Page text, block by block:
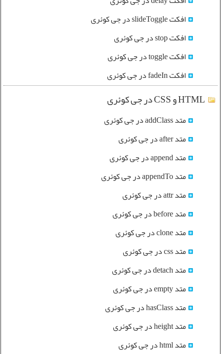
افکت slideToggle در جی کوئری
افکت stop در جی کوئری
افکت toggle در جی کوئری
افکت fadeIn در جی کوئری
HTML و CSS در جی کوئری
متد addClass در جی کوئری
متد after در جی کوئری
متد append در جی کوئری
متد appendTo در جی کوئری
متد attr در جی کوئری
متد before در جی کوئری
متد clone در جی کوئری
متد css در جی کوئری
متد detach در جی کوئری
متد empty در جی کوئری
متد hasClass در جی کوئری
متد height در جی کوئری
متد html در جی کوئری